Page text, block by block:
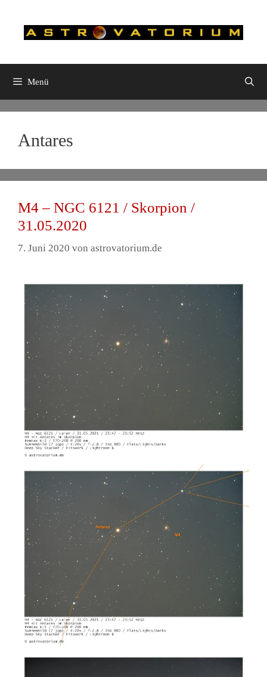
springen
Menü
Antares
M4 – NGC 6121 / Skorpion /
31.05.2020
7. Juni 2020 von astrovatorium.de